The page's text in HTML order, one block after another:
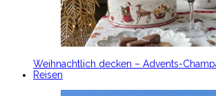
Weihnachtlich decken – Advents-
Reisen